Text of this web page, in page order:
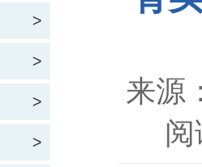
>
>
>
>
来源